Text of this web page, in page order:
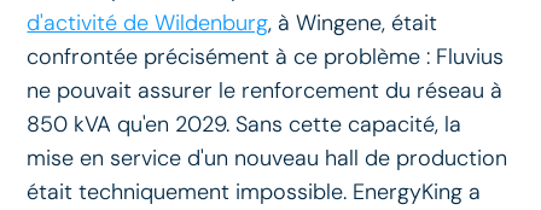
d'activité de Wildenburg, à Wingene, était
confrontée précisément à ce problème : Fluvius
ne pouvait assurer le renforcement du réseau à
850 kVA qu'en 2029. Sans cette capacité, la
mise en service d'un nouveau hall de production
était techniquement impossible. EnergyKing a